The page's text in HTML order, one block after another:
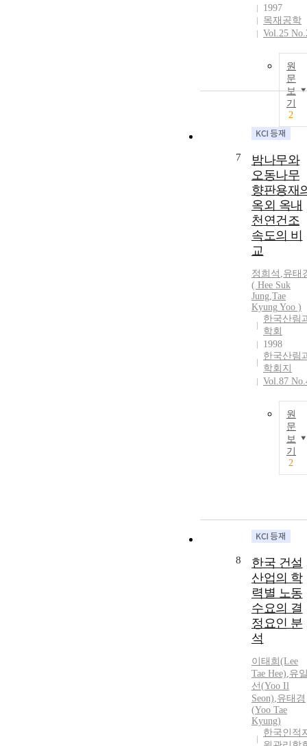
1997
목재공학
Vol.25
원
문
보
기
2
7
밤나무와
오동나무
향판용재
옥외 옥내
천연건조
속도의 비
교
정희석 ,유태
( Hee Suk
Jung,Tae
Kyung Yoo )
한국산림
학회
1998
한국산림
학회지
Vol.87
원
문
보
기
2
8
한국 건설
산업의 학
력별 노동
수요의 결
정요인 분
석
이태희(Lee
Tae Hee),유
선(Yoo Il
Seon),유태경
(Yoo Tae
Kyung)
한국인적